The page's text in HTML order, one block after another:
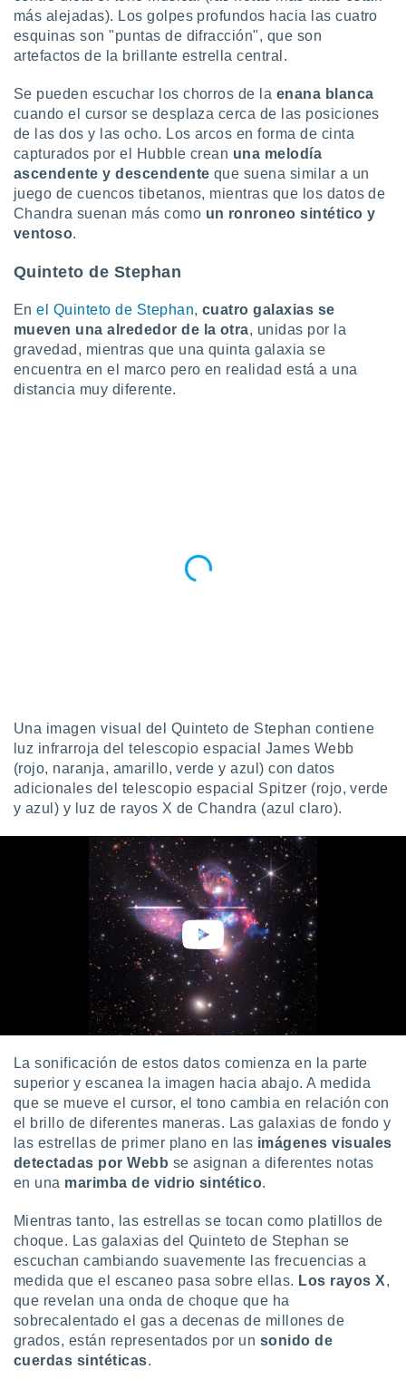
más alejadas). Los golpes profundos hacia las cuatro
esquinas son "puntas de difracción", que son
artefactos de la brillante estrella central.
Se pueden escuchar los chorros de la enana blanca
cuando el cursor se desplaza cerca de las posiciones
de las dos y las ocho. Los arcos en forma de cinta
capturados por el Hubble crean una melodía
ascendente y descendente que suena similar a un
juego de cuencos tibetanos, mientras que los datos de
Chandra suenan más como un ronroneo sintético y
ventoso.
Quinteto de Stephan
Enel Quinteto de Stephan, cuatro galaxias se
mueven una alrededor de la otra, unidas por la
gravedad, mientras que una quinta galaxia se
encuentra en el marco pero en realidad está a una
distancia muy diferente.
Una imagen visual del Quinteto de Stephan contiene
luz infrarroja del telescopio espacial James Webb
(rojo, naranja, amarillo, verde y azul) con datos
adicionales del telescopio espacial Spitzer (rojo, verde
y azul) y luz de rayos X de Chandra (azul claro).
La sonificación de estos datos comienza en la parte
superior y escanea la imagen hacia abajo. A medida
que se mueve el cursor, el tono cambia en relación con
el brillo de diferentes maneras. Las galaxias de fondo y
las estrellas de primer plano en las imágenes visuales
detectadas por Webb se asignan a diferentes notas
en una marimba de vidrio sintético.
Mientras tanto, las estrellas se tocan como platillos de
choque. Las galaxias del Quinteto de Stephan se
escuchan cambiando suavemente las frecuencias a
medida que el escaneo pasa sobre ellas. Los rayos X,
que revelan una onda de choque que ha
sobrecalentado el gas a decenas de millones de
grados, están representados por un sonido de
cuerdas sintéticas.